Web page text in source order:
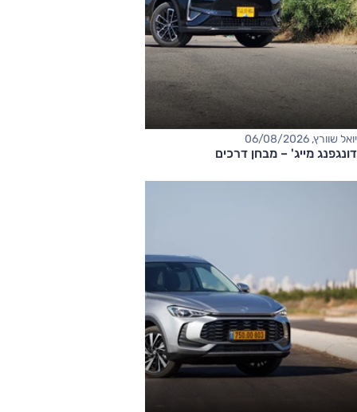
יואל שוורץ, 06/08/2026
דונגפנג מייג' – מבחן דרכים